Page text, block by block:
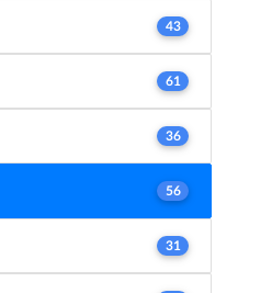
43
61
36
56
31